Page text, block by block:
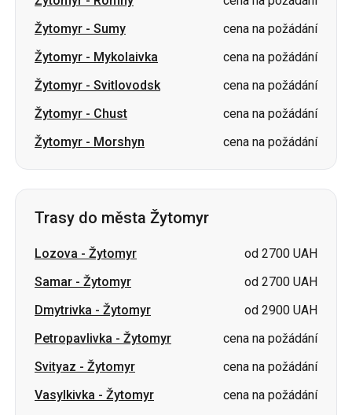
Žytomyr - Sumy
cena na požádání
Žytomyr - Mykolaivka
cena na požádání
Žytomyr - Svitlovodsk
cena na požádání
Žytomyr - Chust
cena na požádání
Žytomyr - Morshyn cena na požádání
Trasy do města Žytomyr
Lozova - Žytomyr
od 2700 UAH
Samar - Žytomyr
od 2700 UAH
Dmytrivka - Žytomyr
od 2900 UAH
Petropavlivka - Žytomyr
cena na požádání
Svityaz - Žytomyr
cena na požádání
Vasylkivka - Žytomyr
cena na požádání